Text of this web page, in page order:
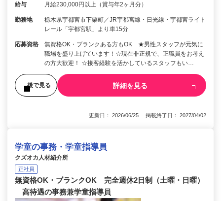
給与 月給230,000円以上（賞与年2ヶ月分）
勤務地
栃木県宇都宮市下栗町／JR宇都宮線・日光線・宇都宮ライト
レール「宇都宮駅」より車15分
応募資格
無資格OK・ブランクある方もOK ★男性スタッフが元気に
職場を盛り上げています！☆現在非正規で、正職員をお考え
の方大歓迎！ ☆接客経験を活かしているスタッフもい…
後で見る 詳細を見る
更新日： 2026/06/25 掲載終了日： 2027/04/02
学童の事務・学童指導員
クズオカ人材紹介所
正社員
無資格OK・ブランクOK 完全週休2日制（土曜・日曜）
高待遇の事務兼学童指導員